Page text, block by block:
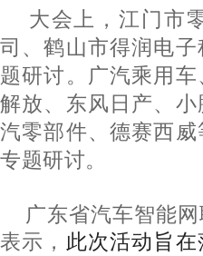
大会上，江门市
司 、鹤山市得润电
题研讨。 广汽乘用
解放、东风日产、
汽零部件、德赛西
专题研讨。
广东省汽车智能
表示， 此次活动旨